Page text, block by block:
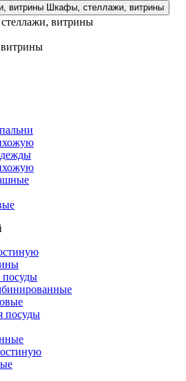
Шкафы, стеллажи, витрины
посуды